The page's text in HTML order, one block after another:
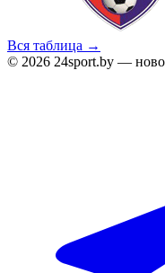
Вся таблица →
© 2026 24sport.by —